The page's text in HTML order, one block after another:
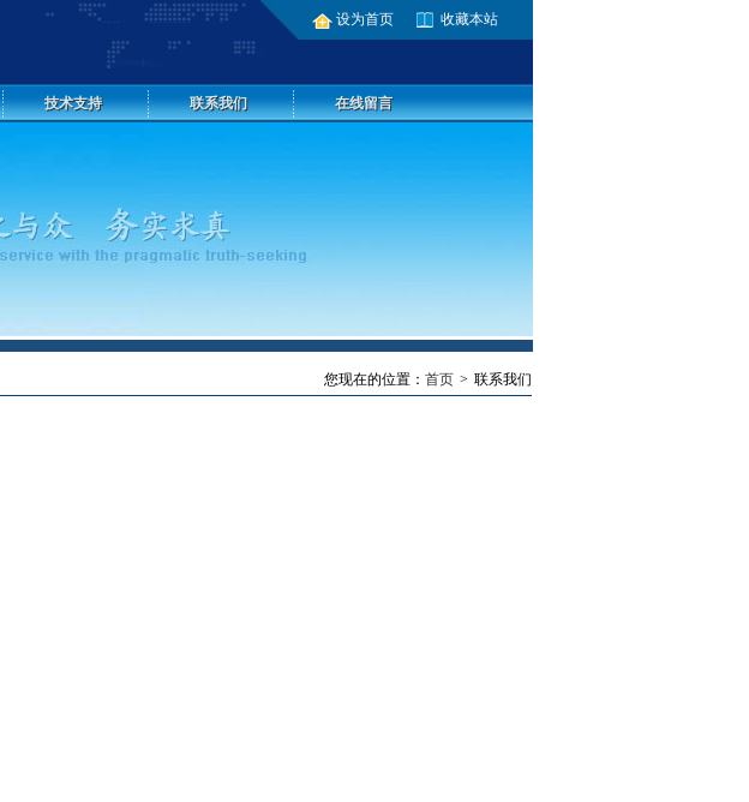
设为首页 收藏本站
技术支持 联系我们 在线留言
您现在的位置： 首页 联系我们